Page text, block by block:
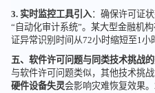
3. 实时监控工具引入：确保许可证
“自动化审计系统”。某大型金融机
证异常识别时间从72小时缩短至1小
五、软件许可问题与同类技术挑战
与软件许可问题类似，其他技术挑
硬件设备失灵会影响灾难恢复效果